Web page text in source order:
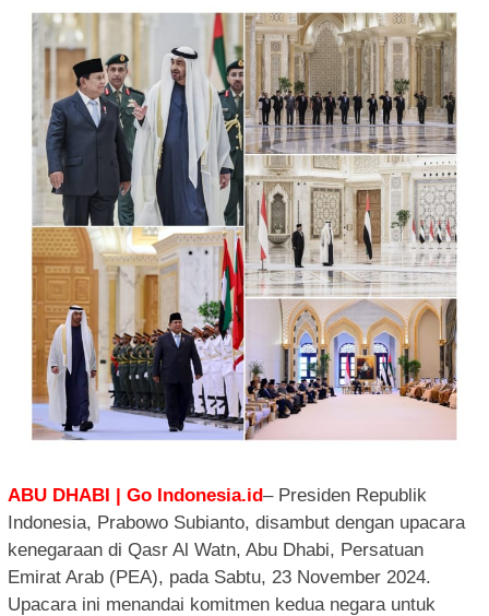
ABU DHABI | Go Indonesia.id– Presiden Republik
Indonesia, Prabowo Subianto, disambut dengan upacara
kenegaraan di Qasr Al Watn, Abu Dhabi, Persatuan
Emirat Arab (PEA), pada Sabtu, 23 November 2024.
Upacara ini menandai komitmen kedua negara untuk